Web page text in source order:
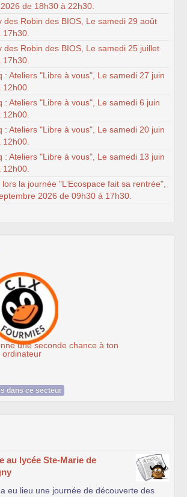
de 18h30 à 22h30.
des Robin des BIOS, Le samedi 29 août
des Robin des BIOS, Le samedi 25 juillet
: Ateliers "Libre à vous", Le samedi 27 juin
: Ateliers "Libre à vous", Le samedi 6 juin
: Ateliers "Libre à vous", Le samedi 20 juin
: Ateliers "Libre à vous", Le samedi 13 juin
la journée "L’Ecospace fait sa rentrée",
2026 de 09h30 à 17h30.
Ateliers du Libre à Roubaix
dans ce secteur
au lycée Ste-Marie de
eu lieu une journée de découverte des